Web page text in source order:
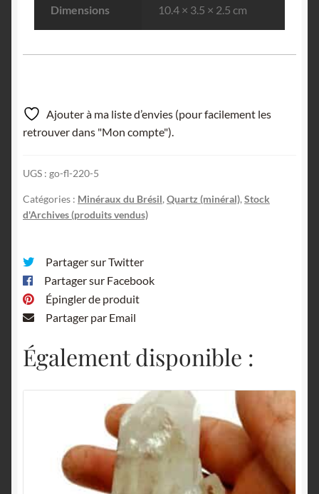
Dimensions 10.4 × 3.5 × 2.5 cm
Ajouter à ma liste d’envies (pour facilement les
retrouver dans "Mon compte").
UGS : go-fl-220-5
Catégories : Minéraux du Brésil, Quartz (minéral), Stock
d'Archives (produits vendus)
Partager sur Twitter
Partager sur Facebook
Épingler de produit
Partager par Email
Également disponible :